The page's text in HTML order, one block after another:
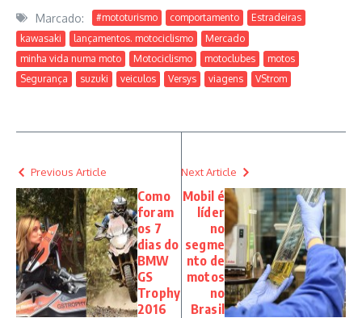
Marcado: #mototurismo comportamento
Estradeiras
kawasaki
lançamentos. motociclismo
Mercado
minha vida numa moto
Motociclismo motoclubes
motos
Segurança
suzuki veiculos Versys viagens VStrom
Previous Article
Como
foram
os 7
dias do
BMW
GS
Trophy
2016
Next Article
Mobil é
líder
no
segme
nto de
motos
no
Brasil